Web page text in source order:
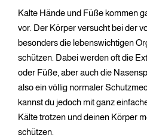
Kalte Hände und Füße kommen
vor. Der Körper versucht bei der
besonders die lebenswichtigen
schützen. Dabei werden oft die
oder Füße, aber auch die
also ein völlig normaler
kannst du jedoch mit ganz
Kälte trotzen und deinen Körper
schützen.